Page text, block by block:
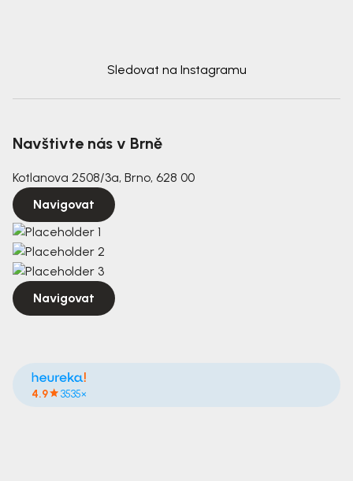
Sledovat na Instagramu
Navštivte nás v Brně
Kotlanova 2508/3a, Brno, 628 00
Navigovat
Navigovat
4.9 3535×